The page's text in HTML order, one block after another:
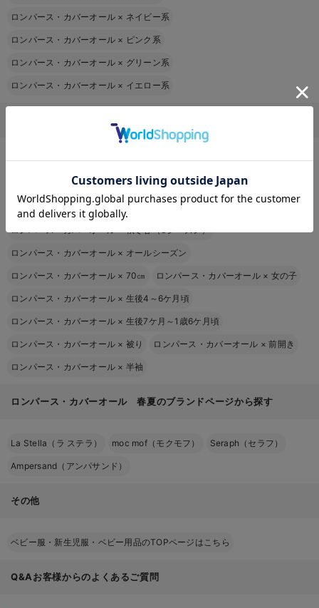
ロンパース・カバーオール × ネイビー系
ロンパース・カバーオール × ピンク系
ロンパース・カバーオール × グリーン系
ロンパース・カバーオール × イエロー系
ロンパース・カバーオール ×綿100％ ロンパース・カバーオール ×半袖
ロンパース・カバーオール ×春夏 ロンパース・カバーオール
ロンパース・カバーオール 春夏秋（3シーズン）
ロンパース・カバーオール × オールシーズン
ロンパース・カバーオール × 70㎝ ロンパース・カバーオール × 女の子
ロンパース・カバーオール × 生後4～6ケ月頃
ロンパース・カバーオール × 生後7ケ月～1歳6ケ月頃
ロンパース・カバーオール × 被り ロンパース・カバーオール ×前開き
ロンパース・カバーオール × 半袖
ロンパース・カバーオール 春夏のブランドページから探す
La Stella（ラ ステラ） moc mof（モクモフ） Seraph（セラフ）
Ampersand（アンパサンド）
その他
ベビー服・新生児服・ベビー用品のTOPページはこちら
Q&Aお客様からのよくあるご質問
お気に入り商品を確認する